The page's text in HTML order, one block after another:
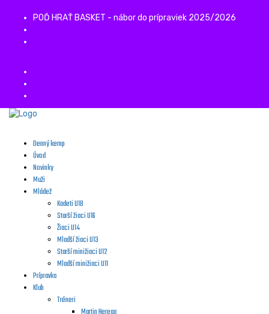
POĎ HRAŤ BASKET - nábor do prípraviek 2025/2026
Denný kemp
Úvod
Novinky
Muži
Mládež
Kadeti U18
Starší žiaci U16
Žiaci U14
Mladší žiaci U13
Starší minižiaci U12
Mladší minižiaci U11
Prípravka
Klub
Tréneri